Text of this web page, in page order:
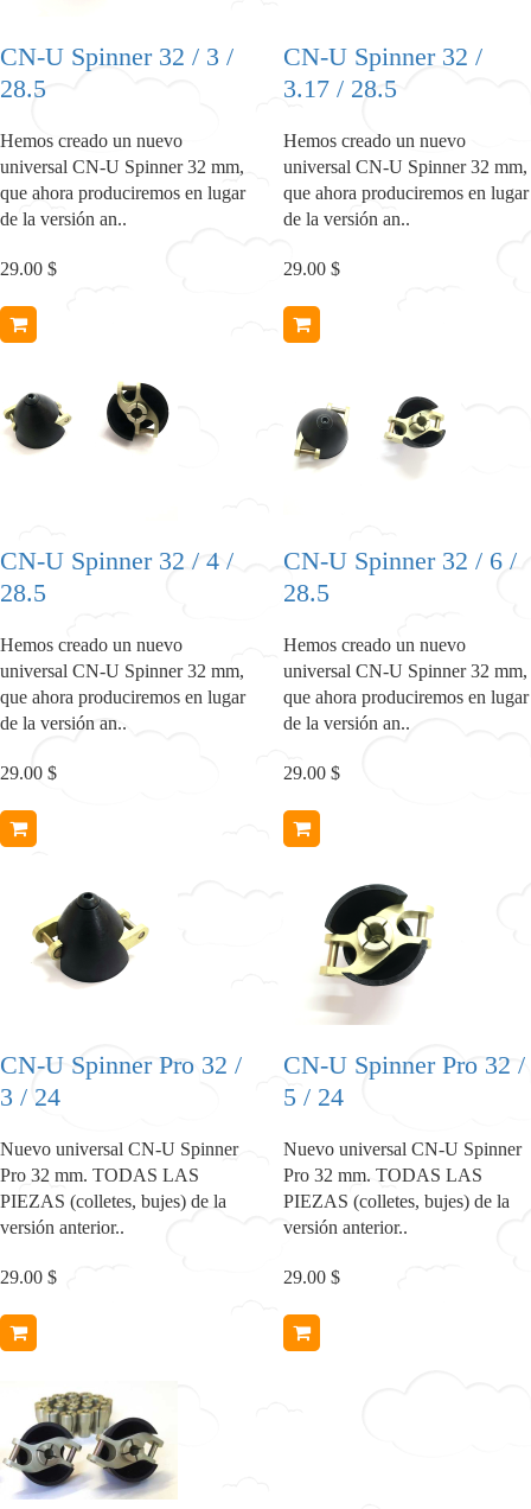
CN-U Spinner 32 / 3 /
28.5
Hemos creado un nuevo
universal CN-U Spinner 32 mm,
que ahora produciremos en lugar
de la versión an..
29.00 $
CN-U Spinner 32 /
3.17 / 28.5
Hemos creado un nuevo
universal CN-U Spinner 32 mm,
que ahora produciremos en lugar
de la versión an..
29.00 $
CN-U Spinner 32 / 4 /
28.5
Hemos creado un nuevo
universal CN-U Spinner 32 mm,
que ahora produciremos en lugar
de la versión an..
29.00 $
CN-U Spinner 32 / 6 /
28.5
Hemos creado un nuevo
universal CN-U Spinner 32 mm,
que ahora produciremos en lugar
de la versión an..
29.00 $
CN-U Spinner Pro 32 /
3 / 24
Nuevo universal CN-U Spinner
Pro 32 mm. TODAS LAS
PIEZAS (colletes, bujes) de la
versión anterior..
29.00 $
CN-U Spinner Pro 32 /
5 / 24
Nuevo universal CN-U Spinner
Pro 32 mm. TODAS LAS
PIEZAS (colletes, bujes) de la
versión anterior..
29.00 $